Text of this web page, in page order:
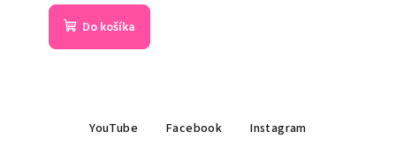
Do košíka
YouTube Facebook Instagram